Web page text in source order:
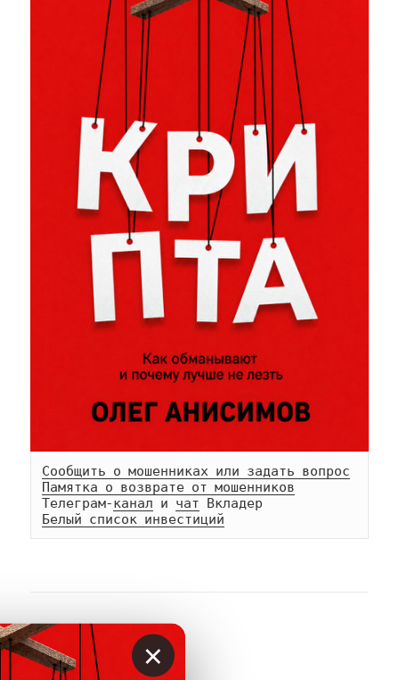
Сообщить о мошенниках или задать вопрос
Памятка о возврате от мошенников
Телеграм-канал и чат
Белый список инвестиций
АВТОР
Вкладер ×